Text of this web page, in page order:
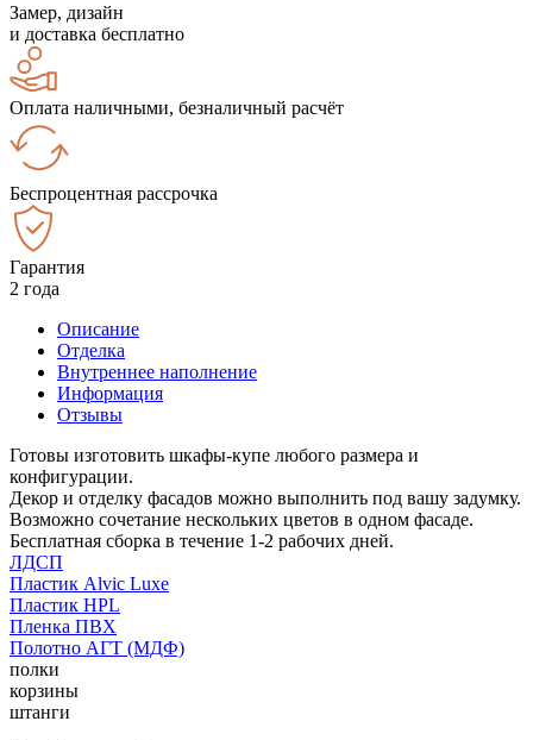
Замер, дизайн
и доставка бесплатно
Оплата наличными, безналичный расчёт
Беспроцентная рассрочка
Гарантия
2 года
Описание
Отделка
Внутреннее наполнение
Информация
Отзывы
Готовы изготовить шкафы-купе любого размера и
конфигурации.
Декор и отделку фасадов можно выполнить под вашу задумку.
Возможно сочетание нескольких цветов в одном фасаде.
Бесплатная сборка в течение 1-2 рабочих дней.
ЛДСП
Пластик Alvic Luxe
Пластик HPL
Пленка ПВХ
Полотно АГТ (МДФ)
полки
корзины
штанги